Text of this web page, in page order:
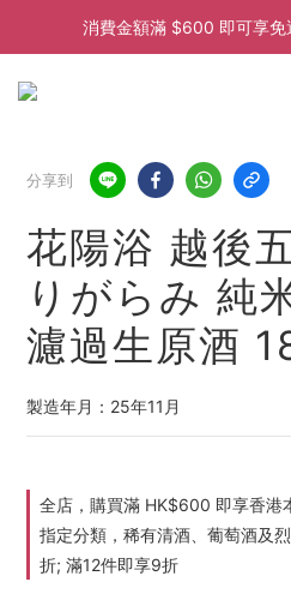
消費金額滿 $600 即可享免
消費金額滿 $600 即可享免
消費金額滿 $600 即可享免
分享到
花陽浴 越後
りがらみ 純
濾過生原酒
製造年月：25年11月
全店，購買滿 HK$600 即享香港
指定分類，稀有清酒、葡萄酒及
折; 滿12件即享9折